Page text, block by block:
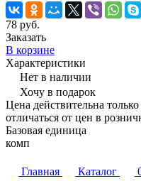
78 руб.
Заказать
В корзине
Характеристики
Нет в наличии
Хочу в подарок
Цена действительна
отличаться от цен в
Базовая единица
комп
Главная Каталог